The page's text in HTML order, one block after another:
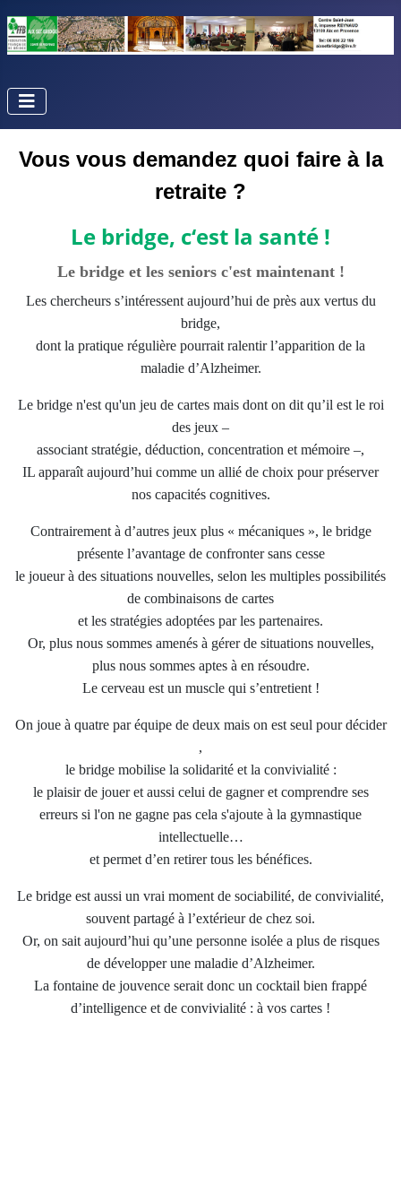
Vous vous demandez quoi faire à la
retraite ?
Le bridge, c‘est la santé !
Le bridge et les seniors c'est maintenant !
Les chercheurs s’intéressent aujourd’hui de près aux vertus du
bridge,
dont la pratique régulière pourrait ralentir l’apparition de la
maladie d’Alzheimer.
Le bridge n'est qu'un jeu de cartes mais dont on dit qu’il est le roi
des jeux –
associant stratégie, déduction, concentration et mémoire –,
IL apparaît aujourd’hui comme un allié de choix pour préserver
nos capacités cognitives.
Contrairement à d’autres jeux plus « mécaniques », le bridge
présente l’avantage de confronter sans cesse
le joueur à des situations nouvelles, selon les multiples possibilités
de combinaisons de cartes
et les stratégies adoptées par les partenaires.
Or, plus nous sommes amenés à gérer de situations nouvelles,
plus nous sommes aptes à en résoudre.
Le cerveau est un muscle qui s’entretient !
On joue à quatre par équipe de deux mais on est seul pour décider
,
le bridge mobilise la solidarité et la convivialité :
le plaisir de jouer et aussi celui de gagner et comprendre ses
erreurs si l'on ne gagne pas cela s'ajoute à la gymnastique
intellectuelle…
et permet d’en retirer tous les bénéfices.
Le bridge est aussi un vrai moment de sociabilité, de convivialité,
souvent partagé à l’extérieur de chez soi.
Or, on sait aujourd’hui qu’une personne isolée a plus de risques
de développer une maladie d’Alzheimer.
La fontaine de jouvence serait donc un cocktail bien frappé
d’intelligence et de convivialité : à vos cartes !